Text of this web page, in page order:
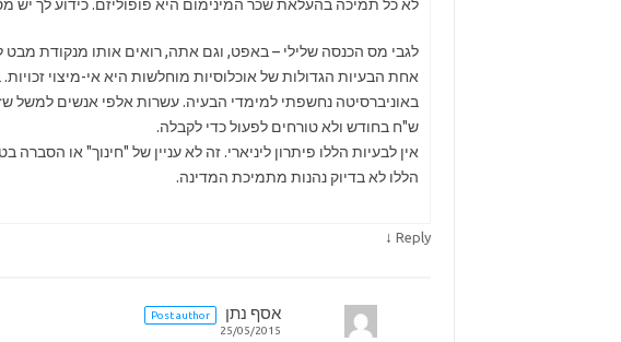
לא כל תמיכה בהעלאת שכר המינימום היא פופוליזם. כידוע לך יש
לגבי מס הכנסה שלילי – באפט, וגם אתה, רואים אותו מנקודת
אחת הבעיות הגדולות של אוכלוסיות מוחלשות היא אי-מיצוי
באוניברסיטה נחשפתי למימדי הבעיה. עשרות אלפי אנשים
ש"ח בחודש ולא טורחים לפעול כדי לקבלה.
אין לבעיות הללו פיתרון ליניארי. זה לא עניין של "חינוך" או
הללו לא בדיוק נהנות מתמיכת המדינה.
Reply
↓
אסף נתן
Post author
25/05/2015